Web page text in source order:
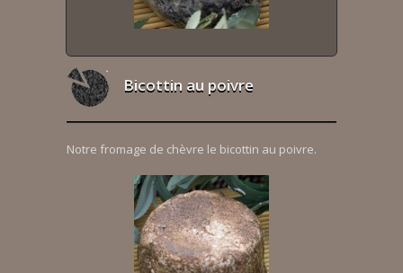
Bicottin au poivre
Notre fromage de chèvre le bicottin au poivre.